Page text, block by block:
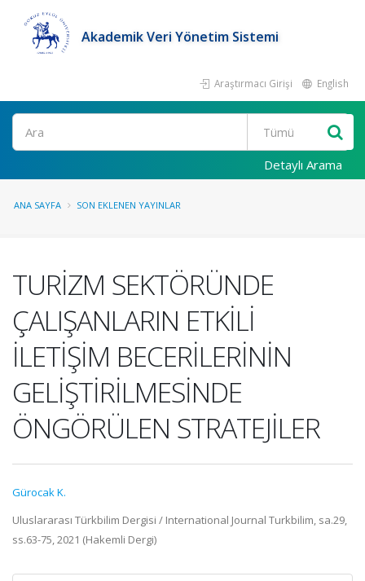
Akademik Veri Yönetim Sistemi
Araştırmacı Girişi English
Ara
Detaylı Arama
ANA SAYFA SON EKLENEN YAYINLAR
TURİZM SEKTÖRÜNDE
ÇALIŞANLARIN ETKİLİ
İLETİŞİM BECERİLERİNİN
GELİŞTİRİLMESİNDE
ÖNGÖRÜLEN STRATEJİLER
Gürocak K.
Uluslararası Türkbilim Dergisi / International Journal Turkbilim, sa.29,
ss.63-75, 2021 (Hakemli Dergi)